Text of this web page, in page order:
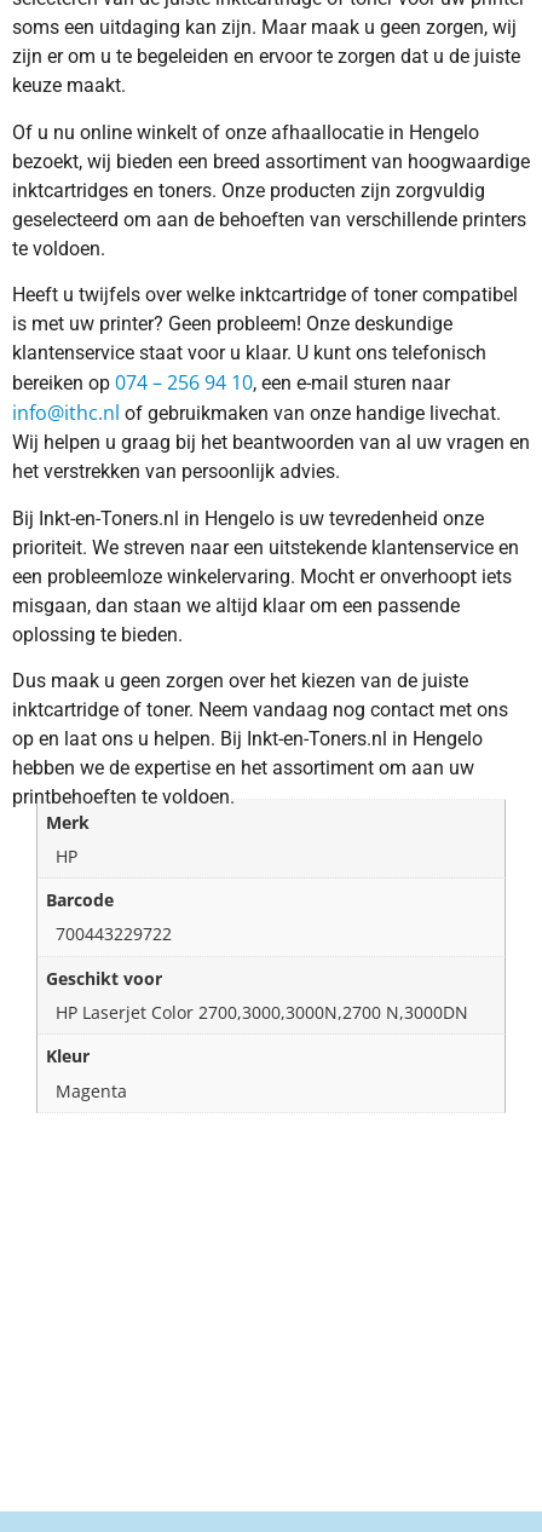
soms een uitdaging kan zijn. Maar maak u geen zorgen, wij
zijn er om u te begeleiden en ervoor te zorgen dat u de juiste
keuze maakt.
Of u nu online winkelt of onze afhaallocatie in Hengelo
bezoekt, wij bieden een breed assortiment van hoogwaardige
inktcartridges en toners. Onze producten zijn zorgvuldig
geselecteerd om aan de behoeften van verschillende printers
te voldoen.
Heeft u twijfels over welke inktcartridge of toner compatibel
is met uw printer? Geen probleem! Onze deskundige
klantenservice staat voor u klaar. U kunt ons telefonisch
bereiken op 074 – 256 94 10, een e-mail sturen naar
info@ithc.nl of gebruikmaken van onze handige livechat.
Wij helpen u graag bij het beantwoorden van al uw vragen en
het verstrekken van persoonlijk advies.
Bij Inkt-en-Toners.nl in Hengelo is uw tevredenheid onze
prioriteit. We streven naar een uitstekende klantenservice en
een probleemloze winkelervaring. Mocht er onverhoopt iets
misgaan, dan staan we altijd klaar om een passende
oplossing te bieden.
Dus maak u geen zorgen over het kiezen van de juiste
inktcartridge of toner. Neem vandaag nog contact met ons
op en laat ons u helpen. Bij Inkt-en-Toners.nl in Hengelo
hebben we de expertise en het assortiment om aan uw
printbehoeften te voldoen.
Merk
HP
Barcode
700443229722
Geschikt voor
HP Laserjet Color 2700,3000,3000N,2700 N,3000DN
Kleur
Magenta